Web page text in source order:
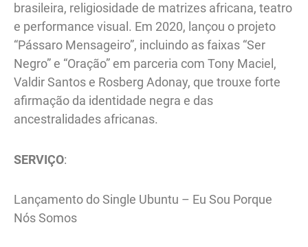
brasileira, religiosidade de matrizes africana, teatro
e performance visual. Em 2020, lançou o projeto
“Pássaro Mensageiro”, incluindo as faixas “Ser
Negro” e “Oração” em parceria com Tony Maciel,
Valdir Santos e Rosberg Adonay, que trouxe forte
afirmação da identidade negra e das
ancestralidades africanas.
SERVIÇO:
Lançamento do Single Ubuntu – Eu Sou Porque
Nós Somos